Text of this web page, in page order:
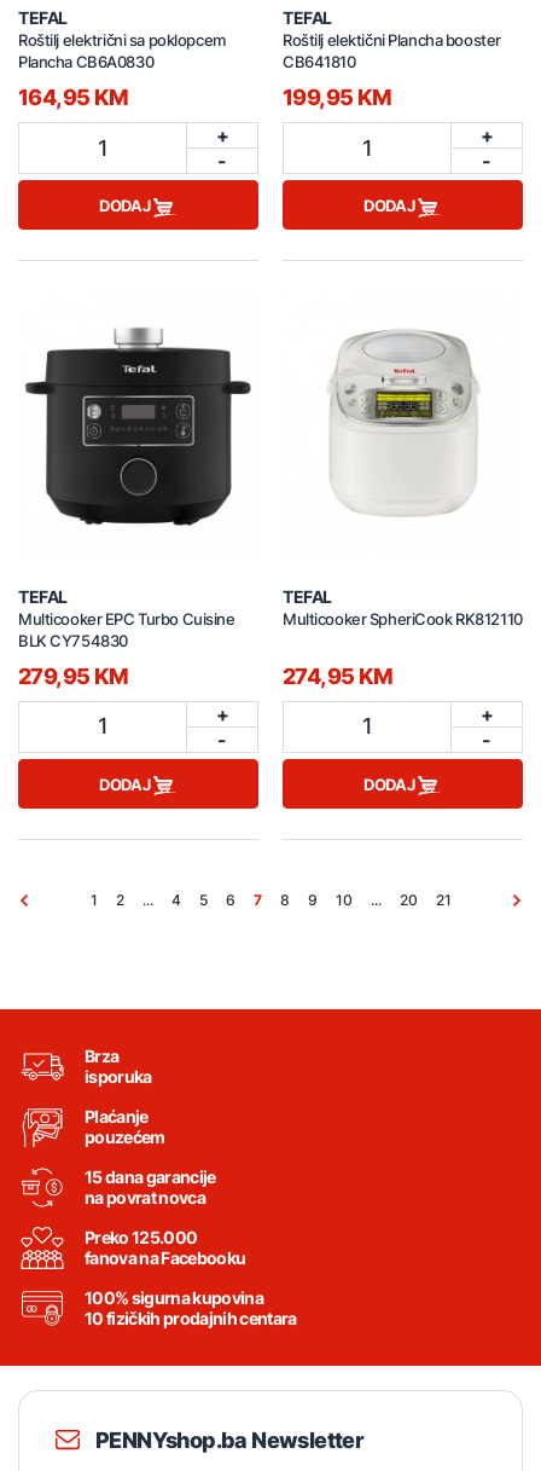
TEFAL
Roštilj električni sa poklopcem
Plancha CB6A0830
164,95 KM
1
+
-
DODAJ
TEFAL
Roštilj elektični Plancha booster
CB641810
199,95 KM
1
+
-
DODAJ
TEFAL
Multicooker EPC Turbo Cuisine
BLK CY754830
279,95 KM
1
+
-
DODAJ
TEFAL
Multicooker SpheriCook RK812110
274,95 KM
1
+
-
DODAJ
1 2 ... 4 5 6 7 8 9 10 ... 20 21
Brza
isporuka
Plaćanje
pouzećem
15 dana garancije
na povrat novca
Preko 125.000
fanova na Facebooku
100% sigurna kupovina
10 fizičkih prodajnih centara
PENNYshop.ba Newsletter